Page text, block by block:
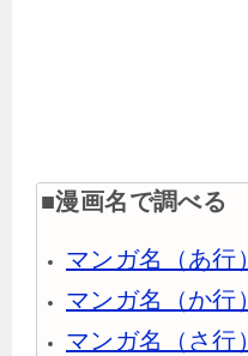
■漫画名で調べる
マンガ名（あ行）
マンガ名（か行）
マンガ名（さ行）